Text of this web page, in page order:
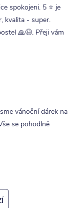
spokojeni. 5 ⭐ je
kvalita - super.
🙏😉. Přeji vám
vánoční dárek na
se pohodlně